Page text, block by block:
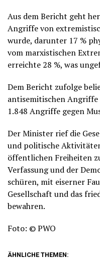
Aus dem Bericht geht
Angriffe von
wurde, darunter 17 %
vom marxistischen
erreichte 28 %, was
Dem Bericht zufolge
antisemitischen
1.848 Angriffe gegen
Der Minister rief die
und politische
öffentlichen Freiheiten
Verfassung und der
schüren, mit eiserner
Gesellschaft und das
bewahren.
Foto: © PWO
ÄHNLICHE THEMEN: